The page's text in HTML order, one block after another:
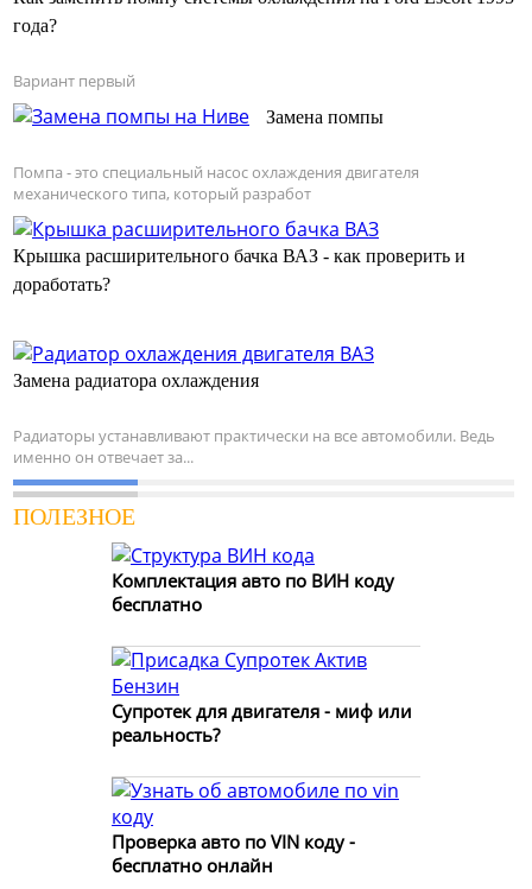
года?
Вариант первый
Замена помпы
Помпа - это специальный насос охлаждения двигателя
механического типа, который разработ
Крышка расширительного бачка ВАЗ - как проверить и
доработать?
Замена радиатора охлаждения
Радиаторы устанавливают практически на все автомобили. Ведь
именно он отвечает за...
ПОЛЕЗНОЕ
Комплектация авто по ВИН коду
бесплатно
Супротек для двигателя - миф или
реальность?
Проверка авто по VIN коду -
бесплатно онлайн